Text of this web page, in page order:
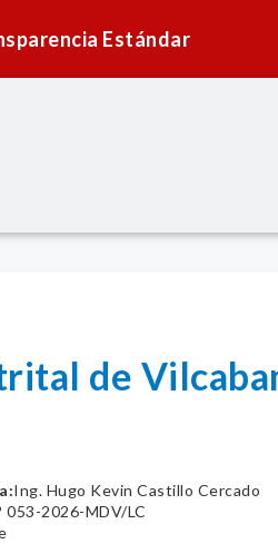
Estándar
de
Ing. Hugo Kevin Castillo Cercado
053-2026-MDV/LC